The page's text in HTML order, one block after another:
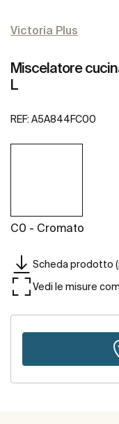
Victoria Plus
Miscelatore
L
REF: A5A844FC00
C0 - Cromato
Scheda prodotto
Vedi le misure